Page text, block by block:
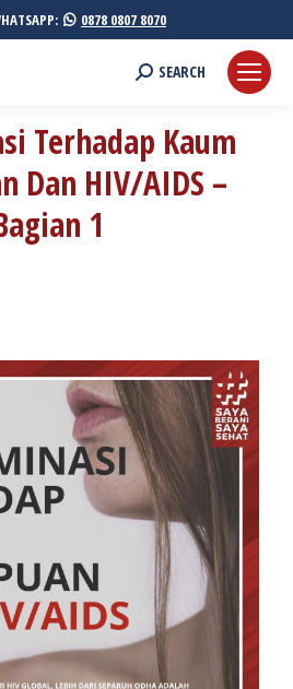
0878 0807 8070
Search:
SEARCH
Terhadap Kaum
Dan HIV/AIDS –
1